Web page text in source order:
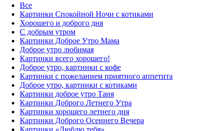
Все
Картинки Спокойной Ночи с котиками
Хорошего и доброго дня
С добрым утром
Картинки Доброе Утро Мама
Доброе утро любимая
Картинки всего хорошего!
Доброе утро, картинки с кофе
Картинки с пожеланием приятного аппетита
Доброе утро, картинки с котиками
Картинки доброе утро Таня
Картинки Доброго Летнего Утра
Картинки хорошего летнего дня
Картинки Доброго Осеннего Вечера
Картинки «Люблю тебя»